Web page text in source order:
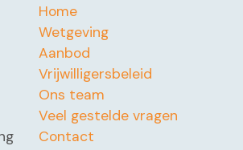
Home
Wetgeving
Aanbod
Vrijwilligersbeleid
Ons team
Veel gestelde vragen
Contact